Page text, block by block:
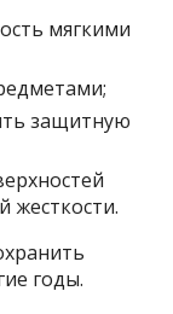
мягкими
защитную
жесткости.
годы.